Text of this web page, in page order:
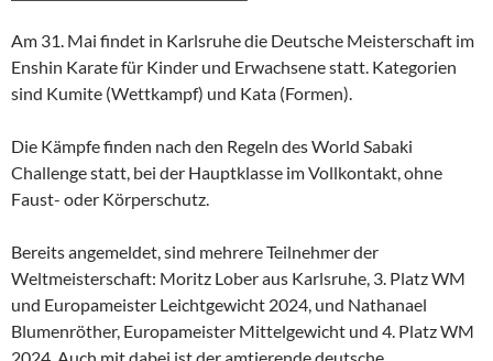
Am 31. Mai findet in Karlsruhe die Deutsche Meisterschaft im
Enshin Karate für Kinder und Erwachsene statt. Kategorien
sind Kumite (Wettkampf) und Kata (Formen).
Die Kämpfe finden nach den Regeln des World Sabaki
Challenge statt, bei der Hauptklasse im Vollkontakt, ohne
Faust- oder Körperschutz.
Bereits angemeldet, sind mehrere Teilnehmer der
Weltmeisterschaft: Moritz Lober aus Karlsruhe, 3. Platz WM
und Europameister Leichtgewicht 2024, und Nathanael
Blumenröther, Europameister Mittelgewicht und 4. Platz WM